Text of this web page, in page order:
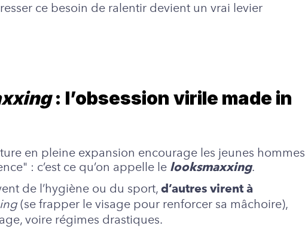
ce besoin de ralentir devient un vrai levier
: l’obsession virile made in
en pleine expansion encourage les jeunes hommes
: c’est ce qu’on appelle le looksmaxxing.
de l’hygiène ou du sport, d’autres virent à
(se frapper le visage pour renforcer sa mâchoire),
voire régimes drastiques.